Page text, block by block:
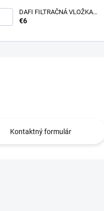
DAFI FILTRAČNÁ VLOŽKA
POLYPROPYLENOVÁ
€6
Kontaktný formulár